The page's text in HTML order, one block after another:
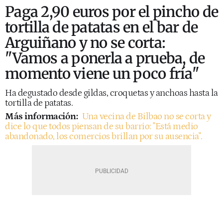
Paga 2,90 euros por el pincho de
tortilla de patatas en el bar de
Arguiñano y no se corta:
"Vamos a ponerla a prueba, de
momento viene un poco fría"
Ha degustado desde gildas, croquetas y anchoas hasta la
tortilla de patatas.
Más información: Una vecina de Bilbao no se corta y
dice lo que todos piensan de su barrio: "Está medio
abandonado, los comercios brillan por su ausencia".